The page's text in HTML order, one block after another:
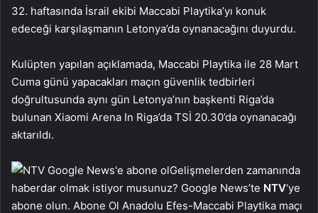
32. haftasında İsrail ekibi Maccabi Playtika’yı konuk
edeceği karşılaşmanın Letonya’da oynanacağını duyurdu.
Kulüpten yapılan açıklamada, Maccabi Playtika ile 28 Mart
Cuma günü yapacakları maçın güvenlik tedbirleri
doğrultusunda aynı gün Letonya’nın başkenti Riga’da
bulunan Xiaomi Arena In Riga’da TSİ 20.30’da oynanacağı
aktarıldı.
Gelişmelerden zamanında
haberdar olmak istiyor musunuz? Google News’te NTV‘ye
abone olun. Abone Ol Anadolu Efes-Maccabi Playtika maçı